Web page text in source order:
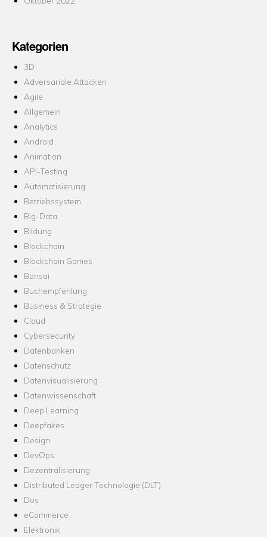
Kategorien
3D
Adversariale Attacken
Agile
Allgemein
Analytics
Android
Animation
API-Testing
Automatisierung
Betriebssystem
Big-Data
Bildung
Blockchain
Blockchain Games
Bonsai
Buchempfehlung
Business & Strategie
Cloud
Cybersecurity
Datenbanken
Datenschutz
Datenvisualisierung
Datenwissenschaft
Deep Learning
Deepfakes
Design
DevOps
Dezentralisierung
Distributed Ledger Technologie (DLT)
Dos
eCommerce
Elektronik